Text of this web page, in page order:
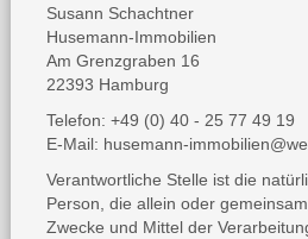
Susann Schachtner
Husemann-Immobilien
Am Grenzgraben 16
22393 Hamburg
Telefon: +49 (0) 40 - 25 77 49 19
E-Mail: husemann-
Verantwortliche Stelle ist die
Person, die allein oder
Zwecke und Mittel der